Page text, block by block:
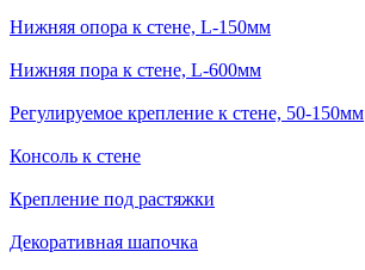
Нижняя опора к стене, L-150мм
Нижняя пора к стене, L-600мм
Регулируемое крепление к стене, 50-150мм
Консоль к стене
Крепление под растяжки
Декоративная шапочка